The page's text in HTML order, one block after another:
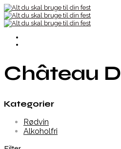
Château
Kategorier
Rødvin
Alkoholfri